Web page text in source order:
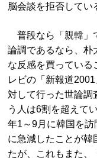
脳会談を拒否してい
普段なら「親韓」
論調であるなら、朴
な反感を買っている
レビの「新報道
対して行った世論調
う人は6割を超えて
年1～9月に韓国を
に急減したことが韓
たが、これもまた、